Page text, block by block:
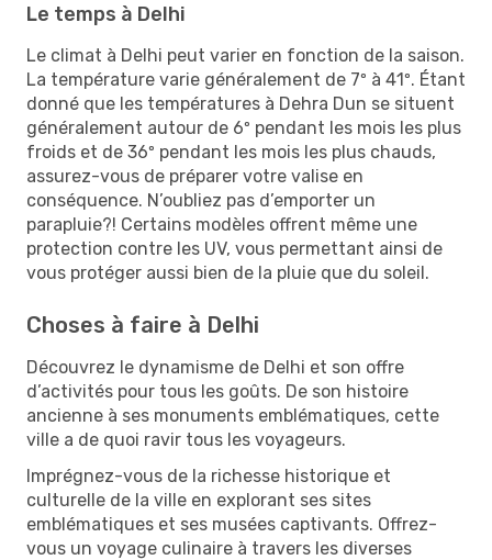
Le temps à Delhi
Le climat à Delhi peut varier en fonction de la saison.
La température varie généralement de 7º à 41º. Étant
donné que les températures à Dehra Dun se situent
généralement autour de 6º pendant les mois les plus
froids et de 36º pendant les mois les plus chauds,
assurez-vous de préparer votre valise en
conséquence. N’oubliez pas d’emporter un
parapluie?! Certains modèles offrent même une
protection contre les UV, vous permettant ainsi de
vous protéger aussi bien de la pluie que du soleil.
Choses à faire à Delhi
Découvrez le dynamisme de Delhi et son offre
d’activités pour tous les goûts. De son histoire
ancienne à ses monuments emblématiques, cette
ville a de quoi ravir tous les voyageurs.
Imprégnez-vous de la richesse historique et
culturelle de la ville en explorant ses sites
emblématiques et ses musées captivants. Offrez-
vous un voyage culinaire à travers les diverses